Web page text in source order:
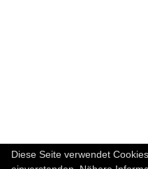
Diese Seite verwendet